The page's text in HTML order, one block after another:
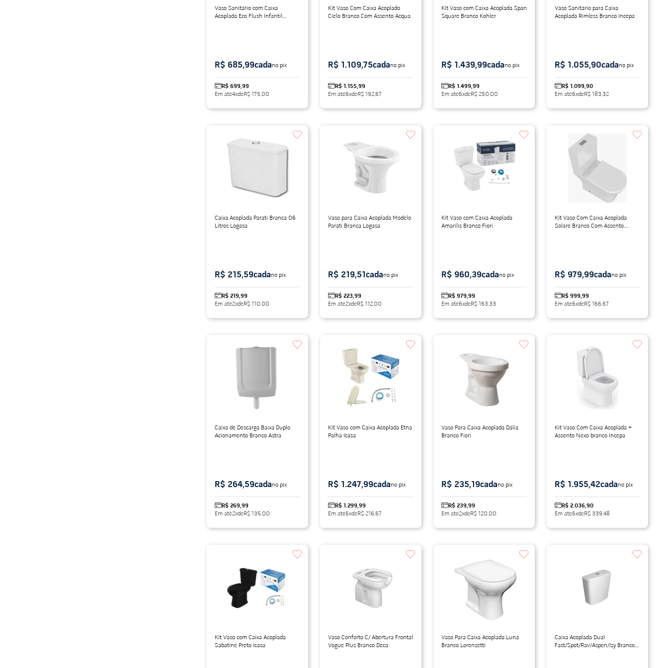
Vaso Sanitário com Caixa
Acoplada Eco Flush Infantil
R$ 699,99
Em até4xdeR$ 175,00
R$ 685,99cadano pix
Kit Vaso Com Caixa Acoplado
Cielo Branco Com Assento Acqua
R$ 1.155,99
Em até6xdeR$ 192,67
R$ 1.109,75cadano pix
Kit Vaso com Caixa Acoplada Span
Square Branco Kohler
R$ 1.499,99
Em até6xdeR$ 250,00
R$ 1.439,99cadano pix
Vaso Sanitário para Caixa
Acoplada Rimless Branco Incepa
R$ 1.099,90
Em até6xdeR$ 183,32
R$ 1.055,90cadano pix
Caixa Acoplada Parati Branca 06
Litros Logasa
R$ 219,99
Em até2xdeR$ 110,00
R$ 215,59cadano pix
Vaso para Caixa Acoplada Modelo
Parati Branca Logasa
R$ 223,99
Em até2xdeR$ 112,00
R$ 219,51cadano pix
Kit Vaso com Caixa Acoplada
Amarilís Branco Fiori
R$ 979,99
Em até6xdeR$ 163,33
R$ 960,39cadano pix
Kit Vaso Com Caixa Acoplada
Solare Branco Com Assento
R$ 999,99
Em até6xdeR$ 166,67
R$ 979,99cadano pix
Caixa de Descarga Baixa Duplo
Acionamento Branco Astra
R$ 269,99
Em até2xdeR$ 135,00
R$ 264,59cadano pix
Kit Vaso com Caixa Acoplada Etna
Palha Icasa
R$ 1.299,99
Em até6xdeR$ 216,67
R$ 1.247,99cadano pix
Vaso Para Caixa Acoplada Dália
Branco Fiori
R$ 239,99
Em até2xdeR$ 120,00
R$ 235,19cadano pix
Kit Vaso Com Caixa Acoplada +
Assento Nexo branco Incepa
R$ 2.036,90
Em até6xdeR$ 339,48
R$ 1.955,42cadano pix
Kit Vaso com Caixa Acoplada
Sabatine Preto Icasa
Vaso Conforto C/ Abertura Frontal
Vogue Plus Branco Deca
Vaso Para Caixa Acoplada Luna
Branco Lorenzetti
Caixa Acoplada Dual
Fast/Spot/Rav/Aspen/Izy Branco